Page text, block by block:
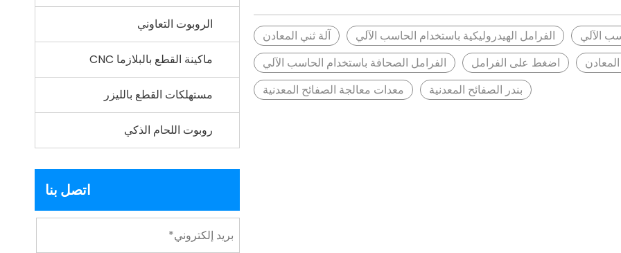
الروبوت التعاوني
ماكينة القطع بالبلازما CNC
مستهلكات القطع بالليزر
روبوت اللحام الذكي
اتصل بنا
آلة ثني المعادن الفرامل الهيدروليكية باستخدام الحاسب الآلي
الآلي
الفرامل الصحافة باستخدام الحاسب الآلي
اضغط على الفرامل
معدات معالجة الصفائح المعدنية
بندر الصفائح المعدنية